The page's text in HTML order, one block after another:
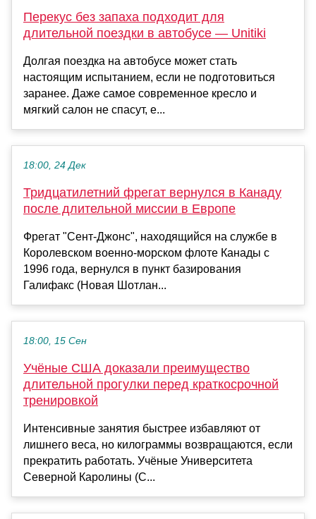
Перекус без запаха подходит для
длительной поездки в автобусе — Unitiki
Долгая поездка на автобусе может стать
настоящим испытанием, если не подготовиться
заранее. Даже самое современное кресло и
мягкий салон не спасут, е...
18:00, 24 Дек
Тридцатилетний фрегат вернулся в Канаду
после длительной миссии в Европе
Фрегат "Сент-Джонс", находящийся на службе в
Королевском военно-морском флоте Канады с
1996 года, вернулся в пункт базирования
Галифакс (Новая Шотлан...
18:00, 15 Сен
Учёные США доказали преимущество
длительной прогулки перед краткосрочной
тренировкой
Интенсивные занятия быстрее избавляют от
лишнего веса, но килограммы возвращаются, если
прекратить работать. Учёные Университета
Северной Каролины (С...